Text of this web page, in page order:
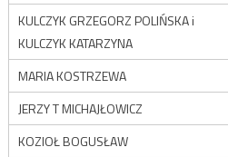
KULCZYK GRZEGORZ POLIŃSKA i
KULCZYK KATARZYNA
MARIA KOSTRZEWA
JERZY T MICHAJŁOWICZ
KOZIOŁ BOGUSŁAW